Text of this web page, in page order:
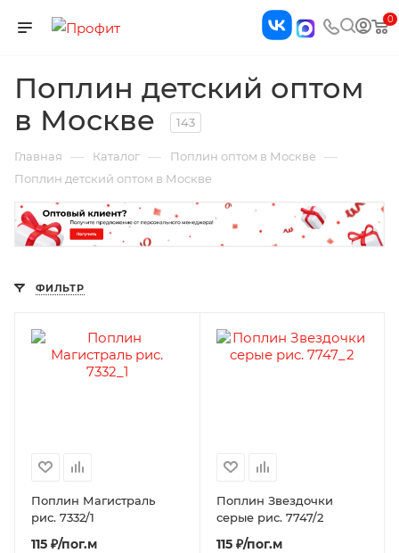
0
Поплин детский оптом
в Москве
143
Главная — Каталог — Поплин оптом в Москве —
Поплин детский оптом в Москве
ФИЛЬТР
Поплин Магистраль
рис. 7332/1
115 ₽/пог.м
Поплин Звездочки
серые рис. 7747/2
115 ₽/пог.м